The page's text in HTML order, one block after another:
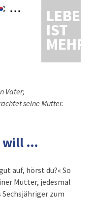
LEBEN
IST
MEHR
Vater;
seine Mutter.
will …
auf, hörst du?« So
Mutter, jedesmal
Sechsjähriger zum